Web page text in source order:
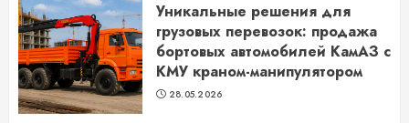
Уникальные решения для
грузовых перевозок: продажа
бортовых автомобилей КамАЗ с
КМУ краном-манипулятором
28.05.2026